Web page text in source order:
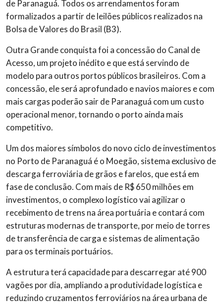
de Paranaguá. Todos os arrendamentos foram
formalizados a partir de leilões públicos realizados na
Bolsa de Valores do Brasil (B3).
Outra Grande conquista foi a concessão do Canal de
Acesso, um projeto inédito e que está servindo de
modelo para outros portos públicos brasileiros. Com a
concessão, ele será aprofundado e navios maiores e com
mais cargas poderão sair de Paranaguá com um custo
operacional menor, tornando o porto ainda mais
competitivo.
Um dos maiores símbolos do novo ciclo de investimentos
no Porto de Paranaguá é o Moegão, sistema exclusivo de
descarga ferroviária de grãos e farelos, que está em
fase de conclusão. Com mais de R$ 650 milhões em
investimentos, o complexo logístico vai agilizar o
recebimento de trens na área portuária e contará com
estruturas modernas de transporte, por meio de torres
de transferência de carga e sistemas de alimentação
para os terminais portuários.
A estrutura terá capacidade para descarregar até 900
vagões por dia, ampliando a produtividade logística e
reduzindo cruzamentos ferroviários na área urbana de